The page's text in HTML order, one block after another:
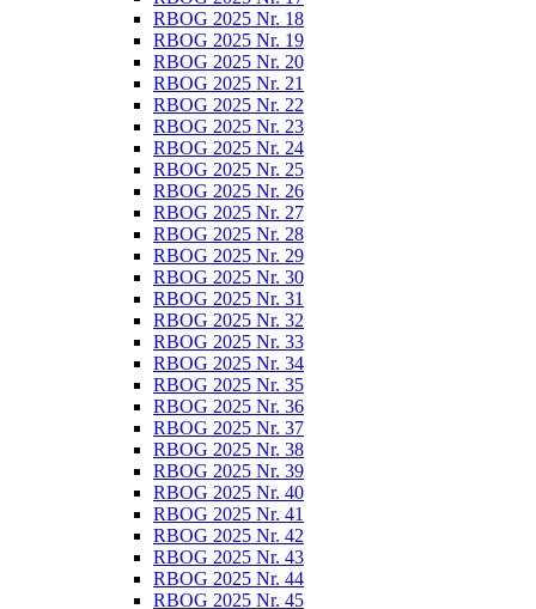
RBOG 2025 Nr. 18
RBOG 2025 Nr. 19
RBOG 2025 Nr. 20
RBOG 2025 Nr. 21
RBOG 2025 Nr. 22
RBOG 2025 Nr. 23
RBOG 2025 Nr. 24
RBOG 2025 Nr. 25
RBOG 2025 Nr. 26
RBOG 2025 Nr. 27
RBOG 2025 Nr. 28
RBOG 2025 Nr. 29
RBOG 2025 Nr. 30
RBOG 2025 Nr. 31
RBOG 2025 Nr. 32
RBOG 2025 Nr. 33
RBOG 2025 Nr. 34
RBOG 2025 Nr. 35
RBOG 2025 Nr. 36
RBOG 2025 Nr. 37
RBOG 2025 Nr. 38
RBOG 2025 Nr. 39
RBOG 2025 Nr. 40
RBOG 2025 Nr. 41
RBOG 2025 Nr. 42
RBOG 2025 Nr. 43
RBOG 2025 Nr. 44
RBOG 2025 Nr. 45